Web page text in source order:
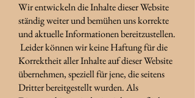
Wir entwickeln die Inhalte dieser Website
ständig weiter und bemühen uns korrekte
und aktuelle Informationen bereitzustellen.
Leider können wir keine Haftung für die
Korrektheit aller Inhalte auf dieser Website
übernehmen, speziell für jene, die seitens
Dritter bereitgestellt wurden. Als